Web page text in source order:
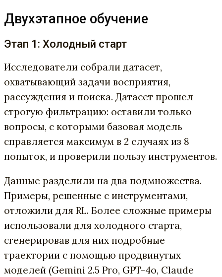
Двухэтапное обучение
Этап 1: Холодный старт
Исследователи собрали датасет,
охватывающий задачи восприятия,
рассуждения и поиска. Датасет прошел
строгую фильтрацию: оставили только
вопросы, с которыми базовая модель
справляется максимум в 2 случаях из 8
попыток, и проверили пользу инструментов.
Данные разделили на два подмножества.
Примеры, решенные с инструментами,
отложили для RL. Более сложные примеры
использовали для холодного старта,
сгенерировав для них подробные
траектории с помощью продвинутых
моделей (Gemini 2.5 Pro, GPT-4o, Claude